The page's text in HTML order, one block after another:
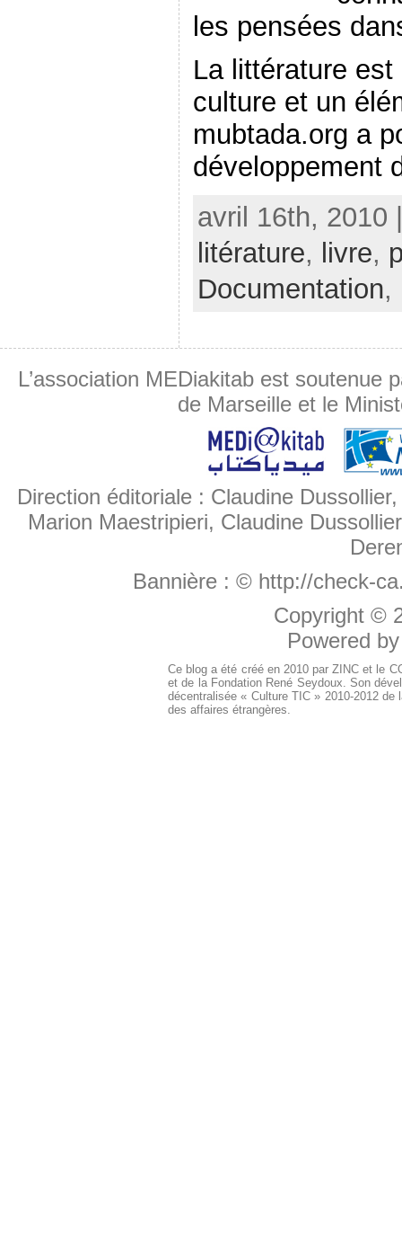
les pensées
La littérature
culture et un
mubtada.org a
développement
avril 16th, 2010
litérature, livre,
Documentation,
L’association MEDiakitab est soutenue
de Marseille et le
Direction éditoriale : Claudine
Marion Maestripieri, Claudine
Bannière : © http://check-
Copyright ©
Powered
Ce blog a été créé en 2010 par ZINC et le
et de la Fondation René Seydoux. Son
décentralisée « Culture TIC » 2010-2012
des affaires étrangères.